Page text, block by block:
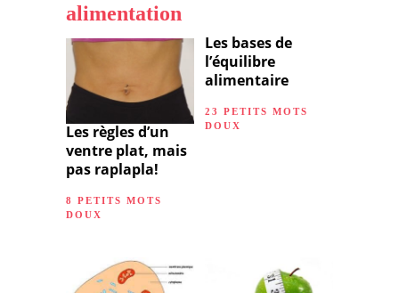
alimentation
Les règles d’un
ventre plat, mais
pas raplapla!
8 PETITS MOTS
DOUX
Les bases de
l’équilibre
alimentaire
23 PETITS MOTS
DOUX